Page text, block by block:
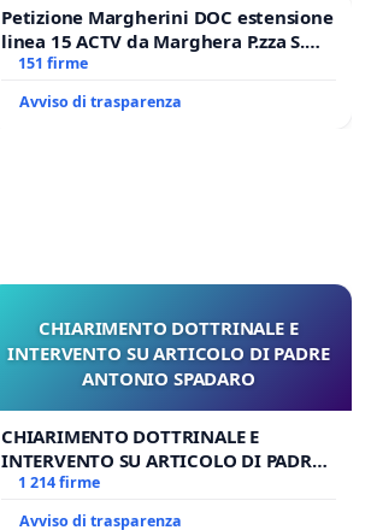
Petizione Margherini DOC estensione
linea 15 ACTV da Marghera P.zza S.
Antonio all'aeroporto Marco Polo
tariffa a € 1,50
151 firme
Avviso di trasparenza
CHIARIMENTO DOTTRINALE E
INTERVENTO SU ARTICOLO DI PADRE
ANTONIO SPADARO
CHIARIMENTO DOTTRINALE E
INTERVENTO SU ARTICOLO DI PADRE
ANTONIO SPADARO
1 214 firme
Avviso di trasparenza